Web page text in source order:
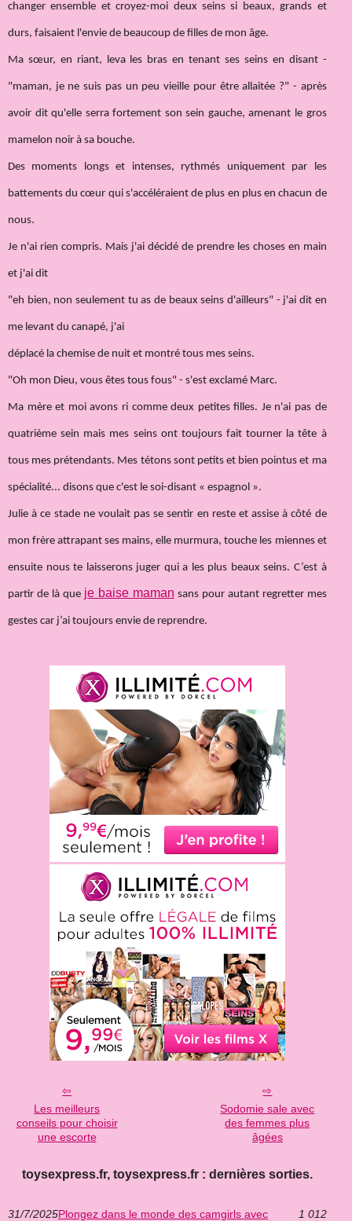
changer ensemble et croyez-moi deux seins si beaux, grands et
durs, faisaient l'envie de beaucoup de filles de mon âge.
Ma sœur, en riant, leva les bras en tenant ses seins en disant -
"maman, je ne suis pas un peu vieille pour être allaitée ?" - après
avoir dit qu'elle serra fortement son sein gauche, amenant le gros
mamelon noir à sa bouche.
Des moments longs et intenses, rythmés uniquement par les
battements du cœur qui s'accéléraient de plus en plus en chacun de
nous.
Je n'ai rien compris. Mais j'ai décidé de prendre les choses en main
et j'ai dit
"eh bien, non seulement tu as de beaux seins d'ailleurs" - j'ai dit en
me levant du canapé, j'ai
déplacé la chemise de nuit et montré tous mes seins.
"Oh mon Dieu, vous êtes tous fous" - s'est exclamé Marc.
Ma mère et moi avons ri comme deux petites filles. Je n'ai pas de
quatrième sein mais mes seins ont toujours fait tourner la tête à
tous mes prétendants. Mes tétons sont petits et bien pointus et ma
spécialité... disons que c'est le soi-disant « espagnol ».
Julie à ce stade ne voulait pas se sentir en reste et assise à côté de
mon frère attrapant ses mains, elle murmura, touche les miennes et
ensuite nous te laisserons juger qui a les plus beaux seins. C’est à
partir de là que je baise maman sans pour autant regretter mes
gestes car j’ai toujours envie de reprendre.
Les meilleurs
conseils pour choisir
une escorte
Sodomie sale avec
des femmes plus
âgées
toysexpress.fr, toysexpress.fr : dernières sorties.
31/7/2025Plongez dans le monde des camgirls avec
1 012